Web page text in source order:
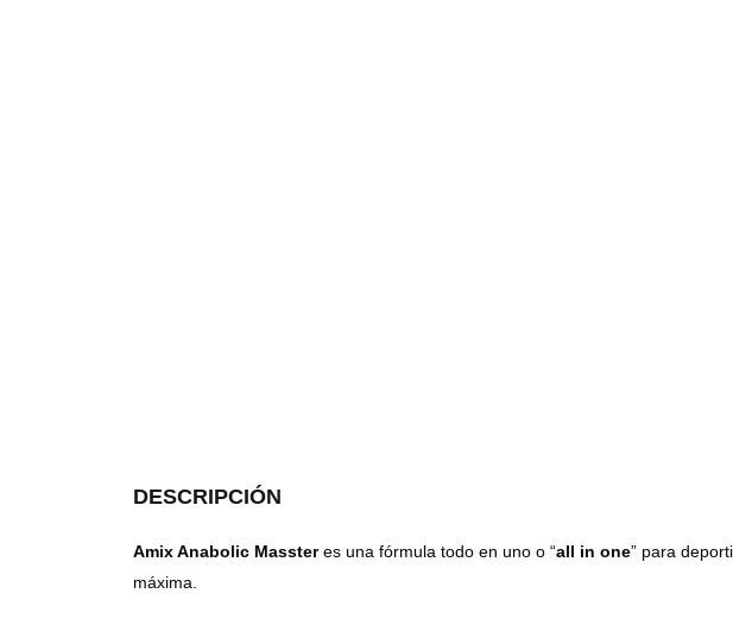
DESCRIPCIÓN
Amix Anabolic Massteres una fórmula todo en uno o “all in one” para
máxima.